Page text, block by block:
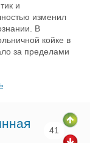
и
изменил
В
койке в
за пределами
41